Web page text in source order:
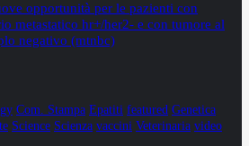
opportunità per le pazienti con
metastatico hr+/her2- e con tumore al
negativo (mtnbc)
Com. Stampa Epatiti featured Genetica
Science Scienza vaccini Veterinaria video